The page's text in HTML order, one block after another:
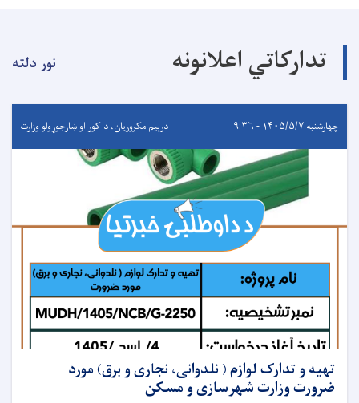
تدارکاتي اعلانونه نور دلته
چهارشنبه ۱۴۰۵/۵/۷ - ۹:۳۶ درېيم مکروریان، د کور او ښارجوړولو وزارت
تهیه و تدارک لوازم ( نلدوانی، نجاری و برق) مورد
ضرورت وزارت شهرسازی و مسکن